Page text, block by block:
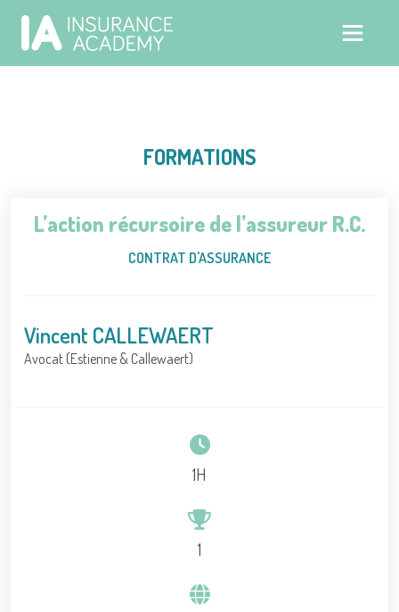
FORMATIONS
L’action récursoire de l’assureur R.C.
CONTRAT D'ASSURANCE
Vincent CALLEWAERT
Avocat (Estienne & Callewaert)
1H
1